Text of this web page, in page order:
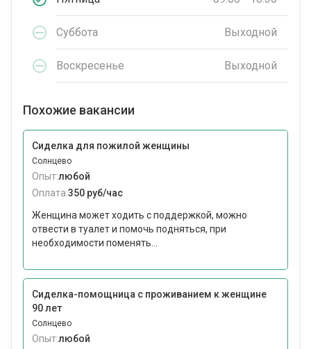
Суббота Выходной
Воскресенье Выходной
Похожие вакансии
Сиделка для пожилой женщины
Солнцево
Опыт:любой
Оплата:350 руб/час
Женщина может ходить с поддержкой, можно
отвести в туалет и помочь подняться, при
необходимости поменять...
Сиделка-помощница с проживанием к женщине
90 лет
Солнцево
Опыт:любой